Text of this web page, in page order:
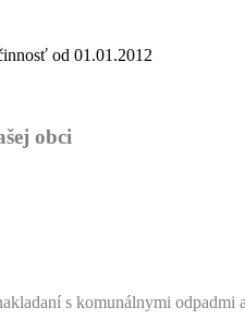
od 01.01.2012
obci
s komunálnymi odpadmi